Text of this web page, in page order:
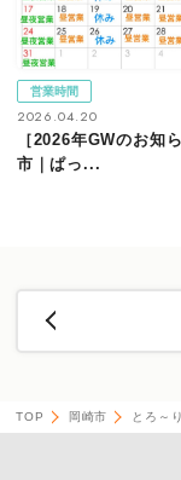
営業時間
2026.04.20
［2026年GWのお知
市｜ぱっ...
TOP 岡崎市 とろ～